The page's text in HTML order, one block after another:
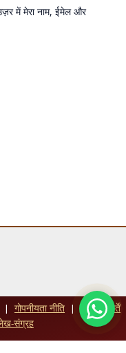
में मेरा नाम, ईमेल और
| गोपनीयता नीति | नियम व शर्तें
संग्रह